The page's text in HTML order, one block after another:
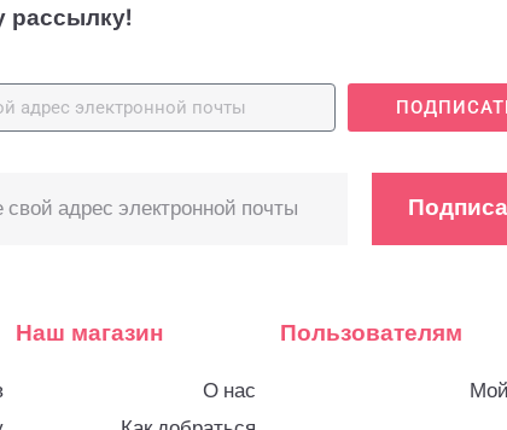
рассылку!
Наш магазин
О нас
Пользователям